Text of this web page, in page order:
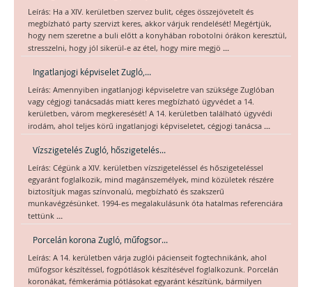
Leírás: Ha a XIV. kerületben szervez bulit, céges összejövetelt és
megbízható party szervizt keres, akkor várjuk rendelését! Megértjük,
hogy nem szeretne a buli előtt a konyhában robotolni órákon keresztül,
stresszelni, hogy jól sikerül-e az étel, hogy mire megjö ...
Ingatlanjogi képviselet Zugló,...
Leírás: Amennyiben ingatlanjogi képviseletre van szüksége Zuglóban
vagy cégjogi tanácsadás miatt keres megbízható ügyvédet a 14.
kerületben, várom megkeresését! A 14. kerületben található ügyvédi
irodám, ahol teljes körű ingatlanjogi képviseletet, cégjogi tanácsa ...
Vízszigetelés Zugló, hőszigetelés...
Leírás: Cégünk a XIV. kerületben vízszigeteléssel és hőszigeteléssel
egyaránt foglalkozik, mind magánszemélyek, mind közületek részére
biztosítjuk magas színvonalú, megbízható és szakszerű
munkavégzésünket. 1994-es megalakulásunk óta hatalmas referenciára
tettünk ...
Porcelán korona Zugló, műfogsor...
Leírás: A 14. kerületben várja zuglói pácienseit fogtechnikánk, ahol
műfogsor készítéssel, fogpótlások készítésével foglalkozunk. Porcelán
koronákat, fémkerámia pótlásokat egyaránt készítünk, bármilyen